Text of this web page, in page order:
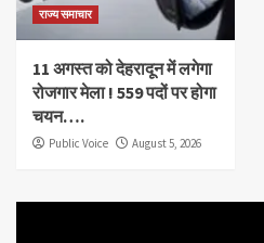
राज्य समाचार
11 अगस्त को देहरादून में लगेगा
रोजगार मेला ! 559 पदों पर होगा
चयन….
Public Voice August 5, 2026